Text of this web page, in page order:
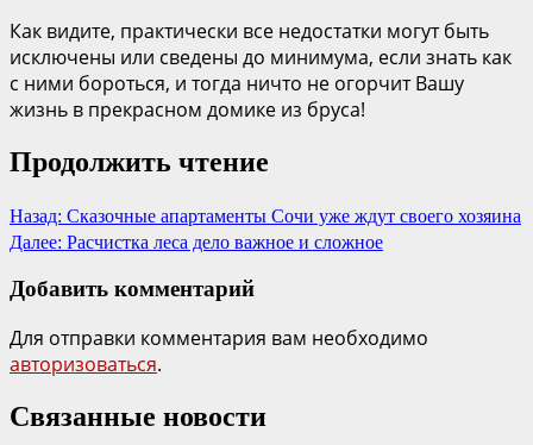
Как видите, практически все недостатки могут быть
исключены или сведены до минимума, если знать как
с ними бороться, и тогда ничто не огорчит Вашу
жизнь в прекрасном домике из бруса!
Продолжить чтение
Назад: Сказочные апартаменты Сочи уже ждут своего хозяина
Далее: Расчистка леса дело важное и сложное
Добавить комментарий
Для отправки комментария вам необходимо
авторизоваться.
Связанные новости